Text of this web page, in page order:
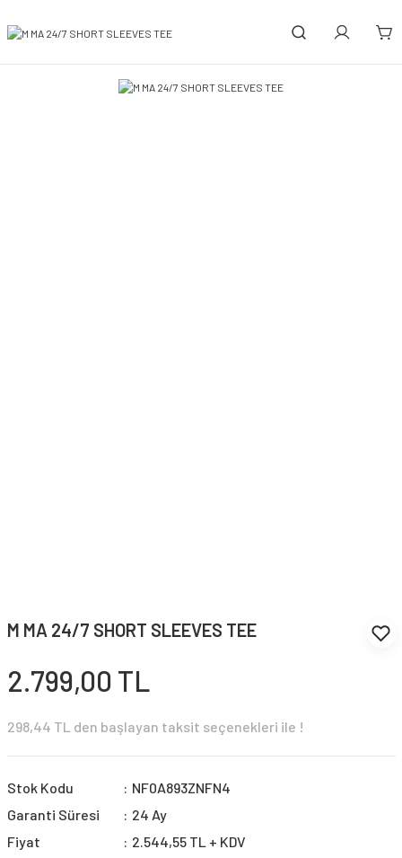
M MA 24/7 SHORT SLEEVES TEE
2.799,00 TL
298,44 TL den başlayan taksit seçenekleri ile !
Stok Kodu
NF0A893ZNFN4
Garanti Süresi
24 Ay
Fiyat
2.544,55 TL + KDV